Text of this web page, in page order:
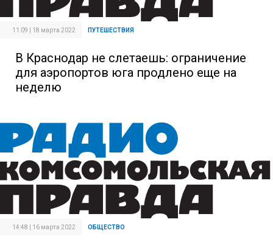
11:09 | 18 марта 2022 ПУТЕШЕСТВИЯ
В Краснодар не слетаешь: ограничение
для аэропортов юга продлено еще на
неделю
14:48 | 16 марта 2022 ОБЩЕСТВО